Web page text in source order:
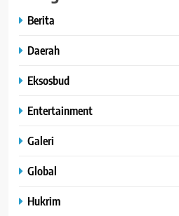
Berita
Daerah
Eksosbud
Entertainment
Galeri
Global
Hukrim